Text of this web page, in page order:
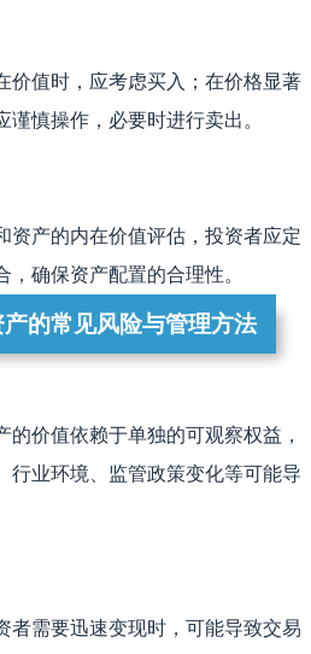
价值时，应考虑买入；在价格显著
慎操作，必要时进行卖出。
资产的内在价值评估，投资者应定
确保资产配置的合理性。
的常见风险与管理方法
的价值依赖于单独的可观察权益，
行业环境、监管政策变化等可能导
者需要迅速变现时，可能导致交易